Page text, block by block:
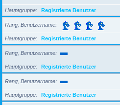
Hauptgruppe Registrierte Benutzer
Rang, Benutzername
Hauptgruppe Registrierte Benutzer
Rang, Benutzername
Hauptgruppe Registrierte Benutzer
Rang, Benutzername
Hauptgruppe Registrierte Benutzer